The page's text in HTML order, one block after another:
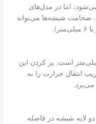
اما در مدل‌های
ضخامت شیشه‌ها می‌تواند
بین دو شیشه معمولاً بین ۶ تا ۲۰ میلی‌متر است. پر کردن این
انتقال حرارت را به
لایه شیشه در فاصله